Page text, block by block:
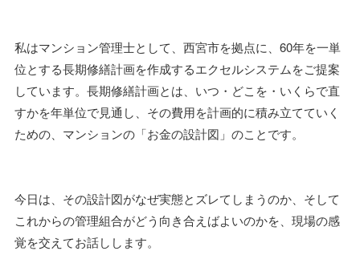
私はマンション管理士として、西宮市を拠点に、60年を一単
位とする長期修繕計画を作成するエクセルシステムをご提案
しています。長期修繕計画とは、いつ・どこを・いくらで直
すかを年単位で見通し、その費用を計画的に積み立てていく
ための、マンションの「お金の設計図」のことです。
今日は、その設計図がなぜ実態とズレてしまうのか、そして
これからの管理組合がどう向き合えばよいのかを、現場の感
覚を交えてお話しします。